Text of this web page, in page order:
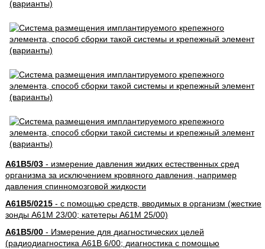
A61B5/03- измерение давления жидких естественных сред
организма за исключением кровяного давления, например
давления спинномозговой жидкости
A61B5/0215- с помощью средств, вводимых в организм (жесткие
зонды A61M 23/00; катетеры A61M 25/00)
A61B5/00- Измерение для диагностических целей
(радиодиагностика A61B 6/00; диагностика с помощью